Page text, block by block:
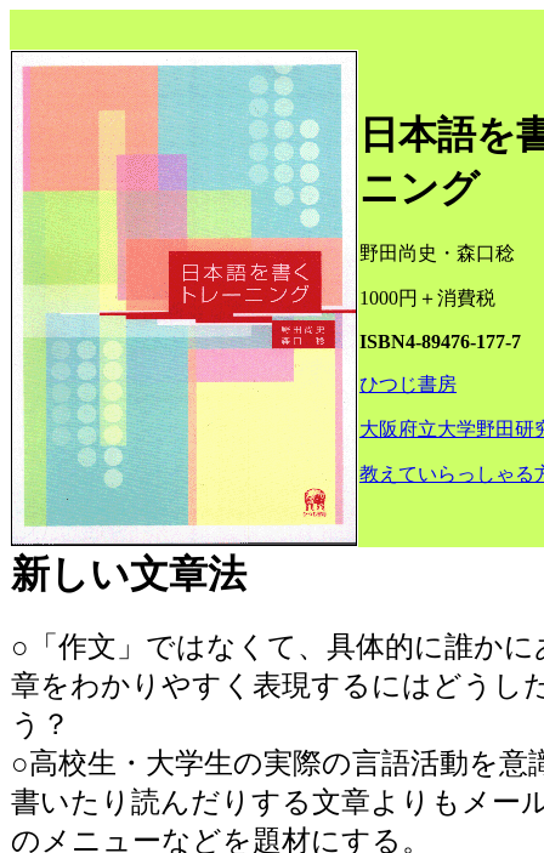
日本語を
ニング
野田尚史・森口稔
1000円＋消費税
ISBN4-89476-177-7
ひつじ書房
大阪府立大学野田研
教えていらっしゃる
新しい文章法
○「作文」ではなくて、具体的に誰か
章をわかりやすく表現するにはどうし
う？
○高校生・大学生の実際の言語活動を意
書いたり読んだりする文章よりもメー
のメニューなどを題材にする。